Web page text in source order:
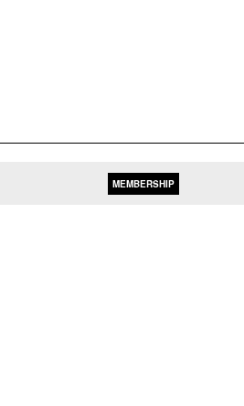
MEMBERSHIP